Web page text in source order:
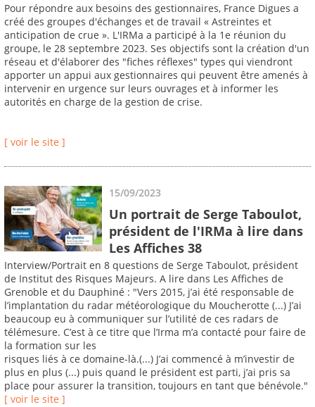
Pour répondre aux besoins des gestionnaires, France Digues a
créé des groupes d'échanges et de travail « Astreintes et
anticipation de crue ». L'IRMa a participé à la 1e réunion du
groupe, le 28 septembre 2023. Ses objectifs sont la création d'un
réseau et d'élaborer des "fiches réflexes" types qui viendront
apporter un appui aux gestionnaires qui peuvent être amenés à
intervenir en urgence sur leurs ouvrages et à informer les
autorités en charge de la gestion de crise.
[ voir le site ]
15/09/2023
Un portrait de Serge Taboulot,
président de l'IRMa à lire dans
Les Affiches 38
Interview/Portrait en 8 questions de Serge Taboulot, président
de Institut des Risques Majeurs. A lire dans Les Affiches de
Grenoble et du Dauphiné : "Vers 2015, j’ai été responsable de
l’implantation du radar météorologique du Moucherotte (...) J’ai
beaucoup eu à communiquer sur l’utilité de ces radars de
télémesure. C’est à ce titre que l’Irma m’a contacté pour faire de
la formation sur les
risques liés à ce domaine-là.(...) J’ai commencé à m’investir de
plus en plus (...) puis quand le président est parti, j’ai pris sa
place pour assurer la transition, toujours en tant que bénévole."
[ voir le site ]